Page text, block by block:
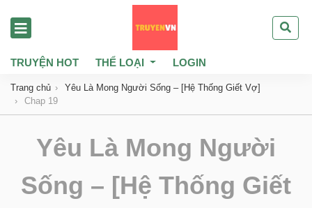
TRUYỆN HOT THỂ LOẠI LOGIN
Trang chủ
Yêu Là Mong Người Sống – [Hệ Thống Giết Vợ]
Chap 19
Yêu Là Mong Người
Sống – [Hệ Thống Giết